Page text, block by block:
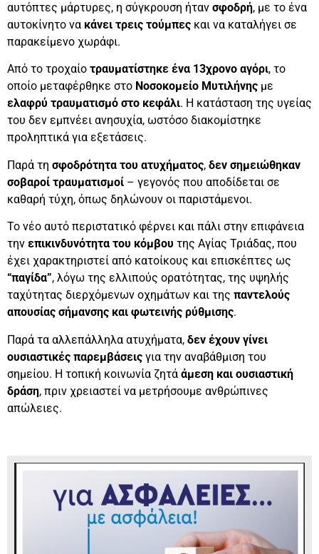
αυτόπτες μάρτυρες, η σύγκρουση ήταν σφοδρή, με το ένα
αυτοκίνητο να κάνει τρεις τούμπες και να καταλήγει σε
παρακείμενο χωράφι.
Από το τροχαίο τραυματίστηκε ένα 13χρονο αγόρι, το
οποίο μεταφέρθηκε στο Νοσοκομείο Μυτιλήνης με
ελαφρύ τραυματισμό στο κεφάλι. Η κατάσταση της υγείας
του δεν εμπνέει ανησυχία, ωστόσο διακομίστηκε
προληπτικά για εξετάσεις.
Παρά τη σφοδρότητα του ατυχήματος, δεν σημειώθηκαν
σοβαροί τραυματισμοί – γεγονός που αποδίδεται σε
καθαρή τύχη, όπως δηλώνουν οι παριστάμενοι.
Το νέο αυτό περιστατικό φέρνει και πάλι στην επιφάνεια
την επικινδυνότητα του κόμβου της Αγίας Τριάδας, που
έχει χαρακτηριστεί από κατοίκους και επισκέπτες ως
“παγίδα”, λόγω της ελλιπούς ορατότητας, της υψηλής
ταχύτητας διερχόμενων οχημάτων και της παντελούς
απουσίας σήμανσης και φωτεινής ρύθμισης.
Παρά τα αλλεπάλληλα ατυχήματα, δεν έχουν γίνει
ουσιαστικές παρεμβάσεις για την αναβάθμιση του
σημείου. Η τοπική κοινωνία ζητά άμεση και ουσιαστική
δράση, πριν χρειαστεί να μετρήσουμε ανθρώπινες
απώλειες.